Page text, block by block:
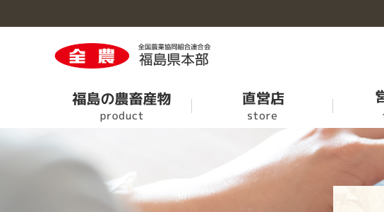
福島の農畜産物のトップへ
乳製品
直営店のトップへ
営農情報のトップへ 農福
次回せり市の情報 家畜
くらしのサービスのトップへ
ふれ
事業概要のトップへ
各部紹